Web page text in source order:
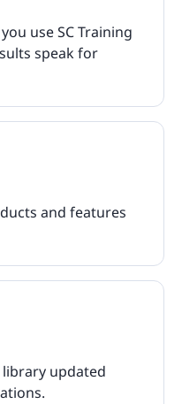
use SC Training
speak for
and features
updated